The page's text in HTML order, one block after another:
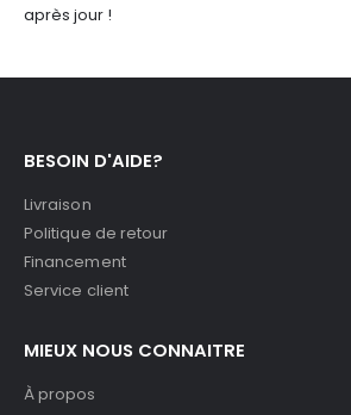
après jour !
BESOIN D'AIDE?
Livraison
Politique de retour
Financement
Service client
MIEUX NOUS CONNAITRE
À propos